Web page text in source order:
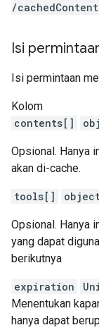
/
Isi
Isi permintaan
Kolom
contents[]
Opsional. Hanya
akan di-cache.
tools[]
Opsional. Hanya
yang dapat
berikutnya
expiration
Menentukan
hanya dapat